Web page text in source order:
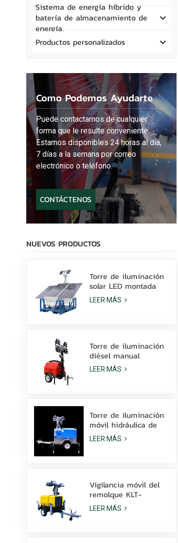
Sistema de energía híbrido y
batería de almacenamiento de
energía.
Productos personalizados
Como Podemos Ayudarte
Puede contactarnos de cualquier
forma que le resulte conveniente.
Estamos disponibles 24 horas al día,
7 días a la semana por correo
electrónico o teléfono.
CONTÁCTENOS
NUEVOS PRODUCTOS
Torre de iluminación
solar LED montada
sobre patines con
lámparas LED de 400
LEER MÁS
Torre de iluminación
diésel manual
compacta y
económica con 4
LEER MÁS
Torre de iluminación
móvil hidráulica de
elevación manual de
9 m de altura con
LEER MÁS
Vigilancia móvil del
remolque KLT-
10000V de la torre
de luz del mástil de
LEER MÁS